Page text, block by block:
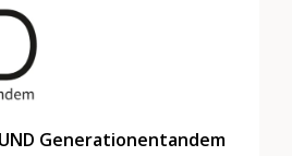
UND Generationentandem